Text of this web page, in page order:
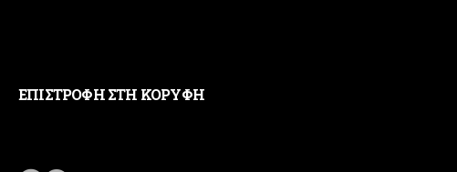
ΕΠΙΣΤΡΟΦΗ ΣΤΗ ΚΟΡΥΦΗ